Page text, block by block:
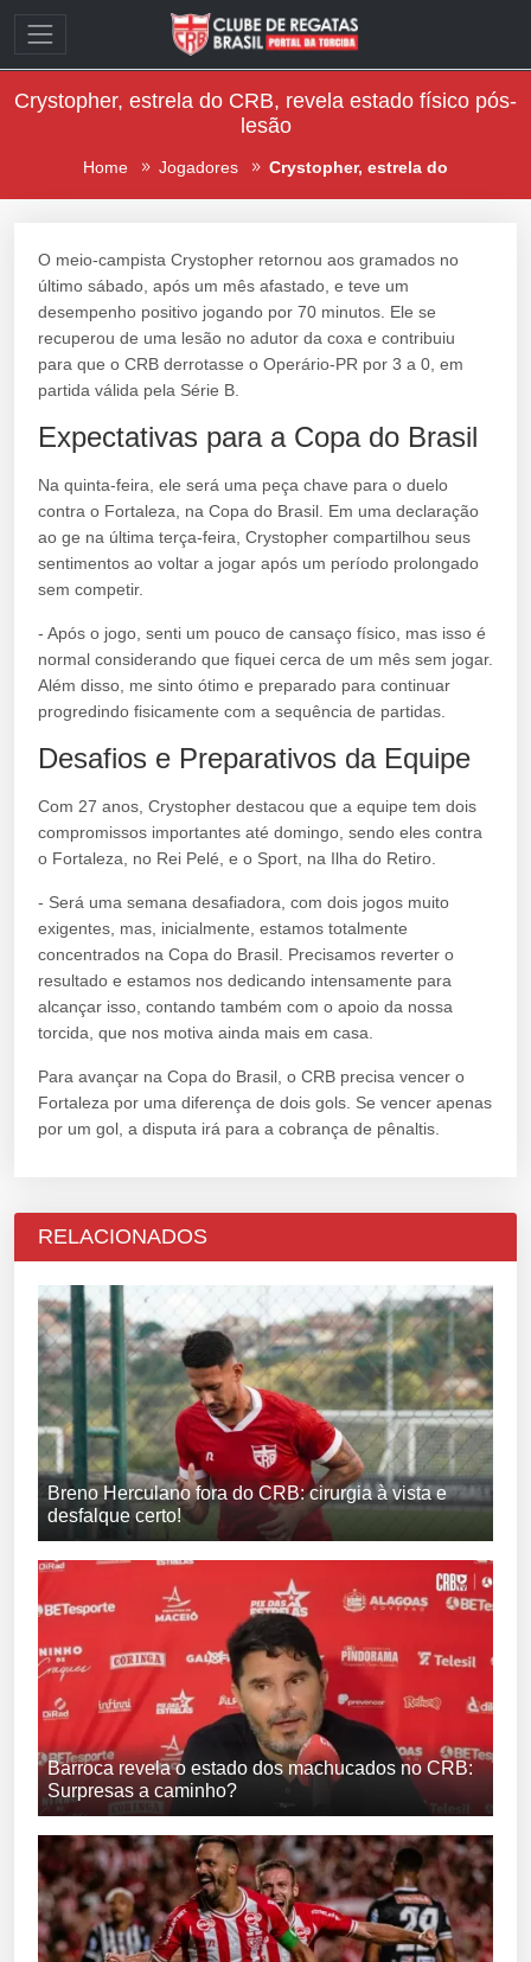
Crystopher, estrela do CRB, revela estado físico pós-
lesão
Home Jogadores Crystopher, estrela do
O meio-campista Crystopher retornou aos gramados no
último sábado, após um mês afastado, e teve um
desempenho positivo jogando por 70 minutos. Ele se
recuperou de uma lesão no adutor da coxa e contribuiu
para que o CRB derrotasse o Operário-PR por 3 a 0, em
partida válida pela Série B.
Expectativas para a Copa do Brasil
Na quinta-feira, ele será uma peça chave para o duelo
contra o Fortaleza, na Copa do Brasil. Em uma declaração
ao ge na última terça-feira, Crystopher compartilhou seus
sentimentos ao voltar a jogar após um período prolongado
sem competir.
- Após o jogo, senti um pouco de cansaço físico, mas isso é
normal considerando que fiquei cerca de um mês sem jogar.
Além disso, me sinto ótimo e preparado para continuar
progredindo fisicamente com a sequência de partidas.
Desafios e Preparativos da Equipe
Com 27 anos, Crystopher destacou que a equipe tem dois
compromissos importantes até domingo, sendo eles contra
o Fortaleza, no Rei Pelé, e o Sport, na Ilha do Retiro.
- Será uma semana desafiadora, com dois jogos muito
exigentes, mas, inicialmente, estamos totalmente
concentrados na Copa do Brasil. Precisamos reverter o
resultado e estamos nos dedicando intensamente para
alcançar isso, contando também com o apoio da nossa
torcida, que nos motiva ainda mais em casa.
Para avançar na Copa do Brasil, o CRB precisa vencer o
Fortaleza por uma diferença de dois gols. Se vencer apenas
por um gol, a disputa irá para a cobrança de pênaltis.
RELACIONADOS
Breno Herculano fora do CRB: cirurgia à vista e
desfalque certo!
Barroca revela o estado dos machucados no CRB:
Surpresas a caminho?